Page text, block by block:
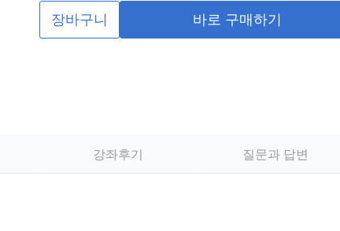
장바구니 바로 구매하기
강좌후기 질문과 답변